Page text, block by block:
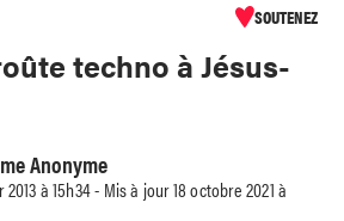
SOUTENEZ
techno à Jésus-
Anonyme
2013 à 15h34 - Mis à jour 18 octobre 2021 à